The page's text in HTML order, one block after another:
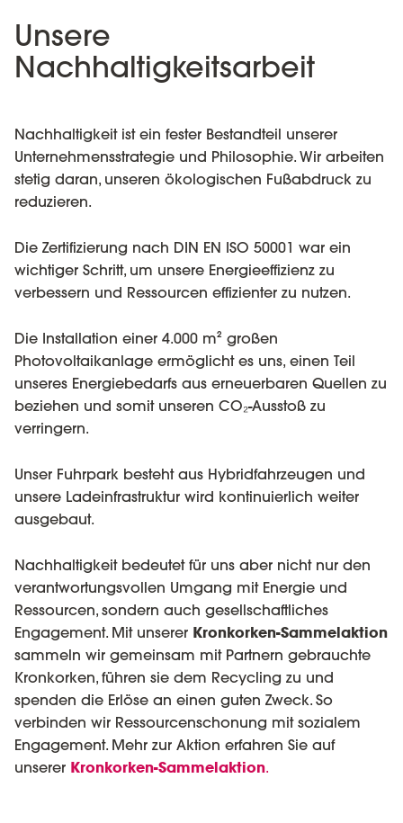
Unsere
Nachhaltigkeitsarbeit
Nachhaltigkeit ist ein fester Bestandteil unserer
Unternehmensstrategie und Philosophie. Wir arbeiten
stetig daran, unseren ökologischen Fußabdruck zu
reduzieren.
Die Zertifizierung nach DIN EN ISO 50001 war ein
wichtiger Schritt, um unsere Energieeffizienz zu
verbessern und Ressourcen effizienter zu nutzen.
Die Installation einer 4.000 m² großen
Photovoltaikanlage ermöglicht es uns, einen Teil
unseres Energiebedarfs aus erneuerbaren Quellen zu
beziehen und somit unseren CO₂-Ausstoß zu
verringern.
Unser Fuhrpark besteht aus Hybridfahrzeugen und
unsere Ladeinfrastruktur wird kontinuierlich weiter
ausgebaut.
Nachhaltigkeit bedeutet für uns aber nicht nur den
verantwortungsvollen Umgang mit Energie und
Ressourcen, sondern auch gesellschaftliches
Engagement. Mit unserer Kronkorken-Sammelaktion
sammeln wir gemeinsam mit Partnern gebrauchte
Kronkorken, führen sie dem Recycling zu und
spenden die Erlöse an einen guten Zweck. So
verbinden wir Ressourcenschonung mit sozialem
Engagement. Mehr zur Aktion erfahren Sie auf
unserer Kronkorken-Sammelaktion.